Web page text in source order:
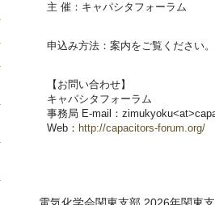
主 催：キャパシタフォーラム
申込み方法：案内をご覧ください。
【お問い合わせ】
キャパシタフォーラム
事務局 E-mail：
Web： http://capacitors-forum.org/